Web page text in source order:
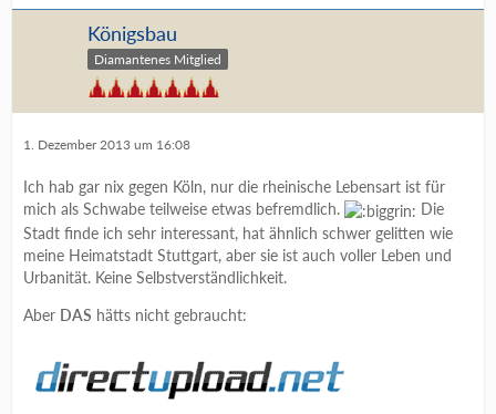
Königsbau
Diamantenes Mitglied
1. Dezember 2013 um 16:08
Ich hab gar nix gegen Köln, nur die rheinische Lebensart ist für
mich als Schwabe teilweise etwas befremdlich.
Die
Stadt finde ich sehr interessant, hat ähnlich schwer gelitten wie
meine Heimatstadt Stuttgart, aber sie ist auch voller Leben und
Urbanität. Keine Selbstverständlichkeit.
Aber DAS hätts nicht gebraucht: